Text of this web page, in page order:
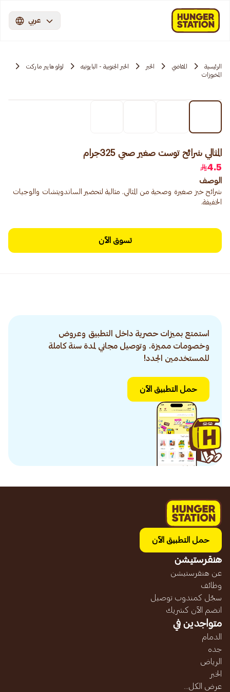
عربي
الرئيسية المقاضي الخبر الخبر الجنوبية - البايونيه
لولو هايبر ماركت
المخبوزات
المثالي شرائح توست صغير صحي 325جرام
4.5
الوصف
شرائح خبز صغيرة وصحية من المثالي. مثالية لتحضير الساندويتشات والوجبات
الخفيفة.
تسوق الآن
استمتع بميزات حصرية داخل التطبيق وعروض
وخصومات مميزة. وتوصيل مجاني لمدة سنة كاملة
للمستخدمين الجدد!
حمل التطبيق الآن
حمل التطبيق الآن
هنقرستيشن
عن هنقرستيشن
وظائف
سجّل كمندوب توصيل
انضم الآن كشريك
متواجدين في
الدمام
جده
الرياض
الخبر
عرض الكل...